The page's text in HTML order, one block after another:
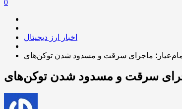
0
اخبار ارز دیجیتال